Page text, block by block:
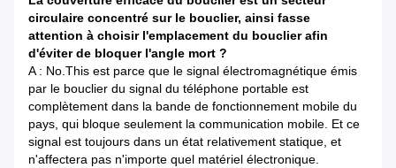
circulaire concentré sur le bouclier, ainsi fasse
attention à choisir l'emplacement du bouclier afin
d'éviter de bloquer l'angle mort ?
A : No.This est parce que le signal électromagnétique émis
par le bouclier du signal du téléphone portable est
complètement dans la bande de fonctionnement mobile du
pays, qui bloque seulement la communication mobile. Et ce
signal est toujours dans un état relativement statique, et
n'affectera pas n'importe quel matériel électronique.